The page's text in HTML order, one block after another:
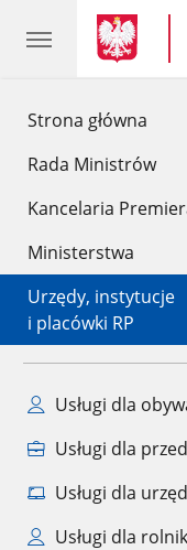
Strona główna
Rada Ministrów
Kancelaria
Ministerstwa
Urzędy, instytucje
i placówki RP
Usługi dla
Usługi dla
Usługi dla
Usługi dla